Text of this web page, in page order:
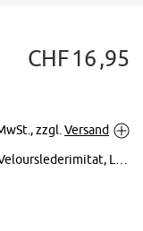
Tippen zum
Vergrößern
CHF16 95
zzgl. Versand
Innensohle: Lederimitat